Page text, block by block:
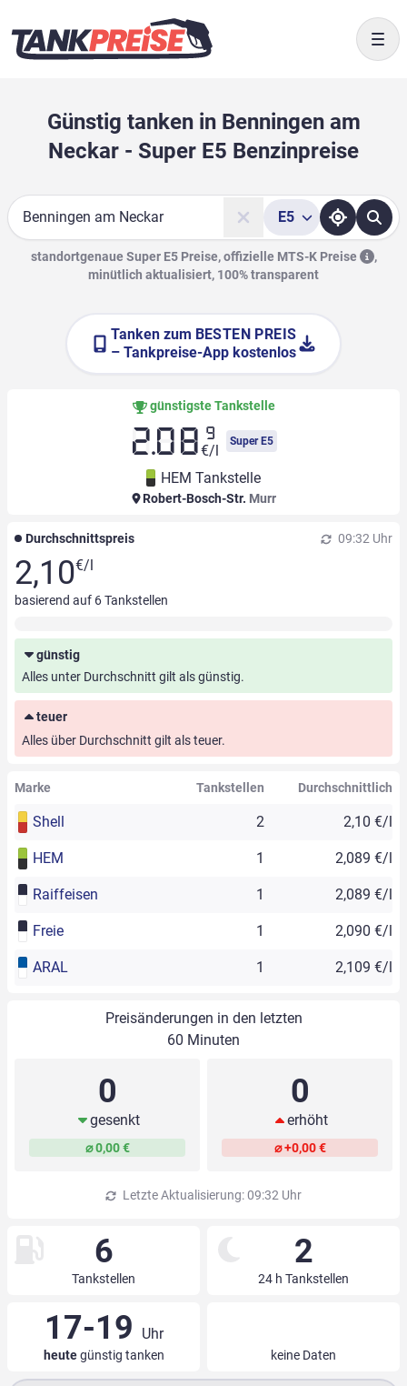
Günstig tanken in Benningen am
Neckar - Super E5 Benzinpreise
Suche
E5
standortgenaue Super E5 Preise, offizielle MTS-K Preise
,
minütlich aktualisiert, 100% transparent
Tanken zum BESTEN PREIS
– Tankpreise-App kostenlos
günstigste Tankstelle
2.08 9
€/l
Super E5
HEM Tankstelle
Robert-Bosch-Str. Murr
Durchschnittspreis 09:32 Uhr
2,10€/l
basierend auf 6Tankstellen
günstig
Alles unter Durchschnitt gilt als günstig.
teuer
Alles über Durchschnitt gilt als teuer.
Marke Tankstellen Durchschnittlich
Shell 2 2,10 €/l
HEM 1 2,089 €/l
Raiffeisen 1 2,089 €/l
Freie 1 2,090 €/l
ARAL 1 2,109 €/l
Preisänderungen in den letzten
60 Minuten
0
gesenkt
⌀ 0,00 €
0
erhöht
⌀ +0,00 €
Letzte Aktualisierung: 09:32 Uhr
6
Tankstellen
2
24 h Tankstellen
17-19 Uhr
heutegünstig tanken keine Daten